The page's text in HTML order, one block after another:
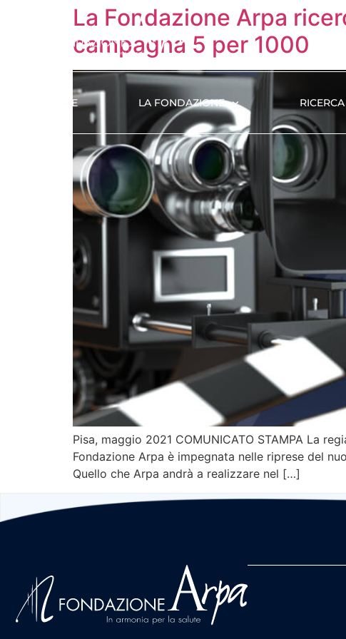
HOME LA FONDAZIONE RICERCA
La Fondazione Arpa
campagna 5 per 1000
Pisa, maggio 2021 COMUNICATO STAMPA La
Fondazione Arpa è impegnata nelle riprese del
Quello che Arpa andrà a realizzare nel […]